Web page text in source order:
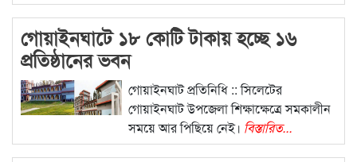
গোয়াইনঘাটে ১৮ কোটি টাকায় হচ্ছে ১৬
প্রতিষ্ঠানের ভবন
গোয়াইনঘাট প্রতিনিধি :: সিলেটের
গোয়াইনঘাট উপজেলা শিক্ষাক্ষেত্রে সমকালীন
সময়ে আর পিছিয়ে নেই। বিস্তারিত...